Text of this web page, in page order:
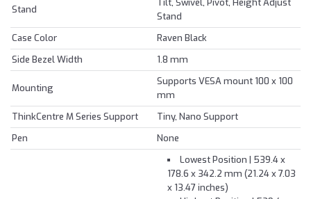
Stand
Stand
Case Color
Raven Black
Side Bezel Width
1.8 mm
Mounting
Supports VESA mount 100 x 100
mm
ThinkCentre M Series Support
Tiny, Nano Support
Pen
None
Lowest Position | 539.4 x
178.6 x 342.2 mm (21.24 x 7.03
x 13.47 inches)